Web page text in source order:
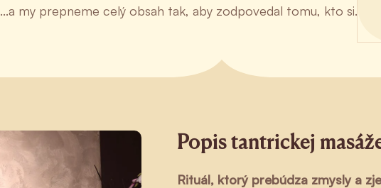
...a my prepneme celý obsah tak, aby zodpovedal tomu, kto si.
Popis tantrickej
Rituál, ktorý prebúdza zmysly a